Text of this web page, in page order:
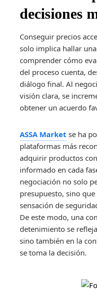
decisiones
Conseguir precios
solo implica hallar
comprender cómo
del proceso cuenta,
diálogo final. Al
visión clara, se
obtener un acuerdo
ASSA Market se ha
plataformas más
adquirir productos
informado en cada
negociación no solo
presupuesto, sino
sensación de
De este modo, una
detenimiento se
sino también en la
se toma la decisión.